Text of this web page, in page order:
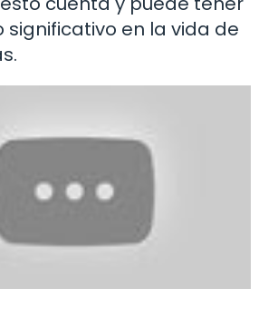
significativo en la vida de